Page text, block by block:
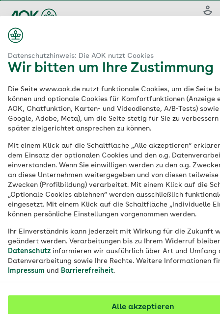
Datenschutzhinweis: Die AOK nutzt Cookies
Wir bitten um Ihre Zustimmung
Die Seite www.aok.de nutzt funktionale Cookies, um die Seite
können und optionale Cookies für Komfortfunktionen (Anzeige
AOK, Chatfunktion, Karten- und Videodienste, A/B-Tests) sowie
Google, Adobe, Meta), um die Seite stetig für Sie zu verbessern
später zielgerichtet ansprechen zu können.
Mit einem Klick auf die Schaltfläche „Alle akzeptieren“
dem Einsatz der optionalen Cookies und den o.g.
einverstanden. Wenn Sie einwilligen werden zu den o.g.
an diese Unternehmen weitergegeben und von diesen teilweise
Zwecken (Profilbildung) verarbeitet. Mit einem Klick auf die
„Optionale Cookies ablehnen“ werden ausschließlich
eingesetzt. Mit einem Klick auf die Schaltfläche „Individuelle
können persönliche Einstellungen vorgenommen werden.
Ihr Einverständnis kann jederzeit mit Wirkung für die Zukunft
geändert werden. Verarbeitungen bis zu Ihrem Widerruf
Datenschutz informieren wir ausführlich über Art und Umfang
Datenverarbeitung sowie Ihre Rechte. Weitere Informationen
Impressum und Barrierefreiheit.
Alle akzeptieren
Hauptinhalt
springen
Digitale